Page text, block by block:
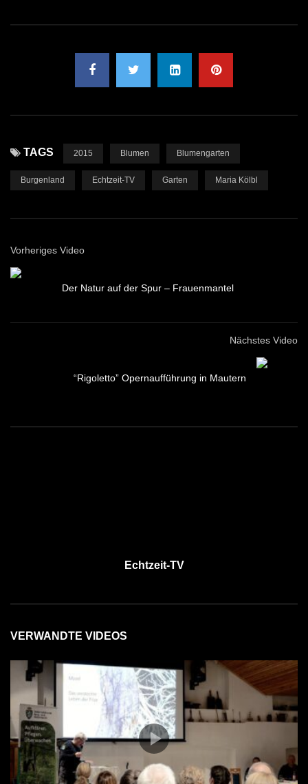
TAGS 2015 Blumen Blumengarten
Burgenland Echtzeit-TV Garten Maria Kölbl
Vorheriges Video
Der Natur auf der Spur – Frauenmantel
Nächstes Video
“Rigoletto” Opernaufführung in Mautern
Echtzeit-TV
VERWANDTE VIDEOS